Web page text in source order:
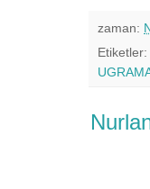
zaman:
Etiketler: